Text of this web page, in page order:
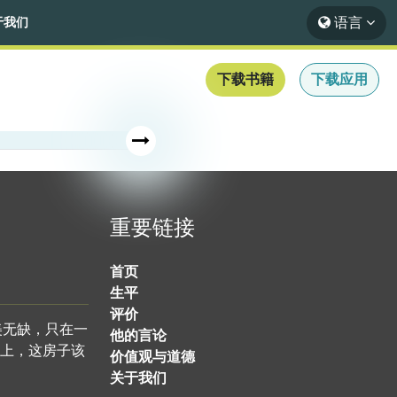
我们 语言
下载书籍 下载应用
缺，只在一
，这房子该
重要链接
首页
生平
评价
他的言论
价值观与道德
关于我们